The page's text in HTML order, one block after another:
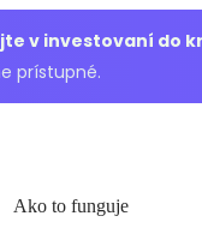
v investovaní do
prístupné.
Ako to funguje